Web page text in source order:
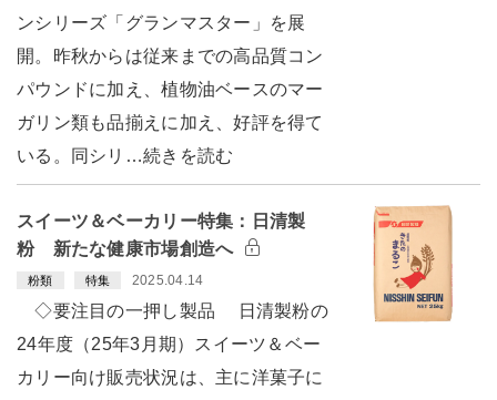
ンシリーズ「グランマスター」を展
開。昨秋からは従来までの高品質コン
パウンドに加え、植物油ベースのマー
ガリン類も品揃えに加え、好評を得て
いる。同シリ…続きを読む
スイーツ＆ベーカリー特集：日清製
粉 新たな健康市場創造へ
粉類 特集 2025.04.14
◇要注目の一押し製品 日清製粉の
24年度（25年3月期）スイーツ＆ベー
カリー向け販売状況は、主に洋菓子に